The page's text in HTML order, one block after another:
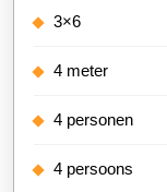
3×6
4 meter
4 personen
4 persoons